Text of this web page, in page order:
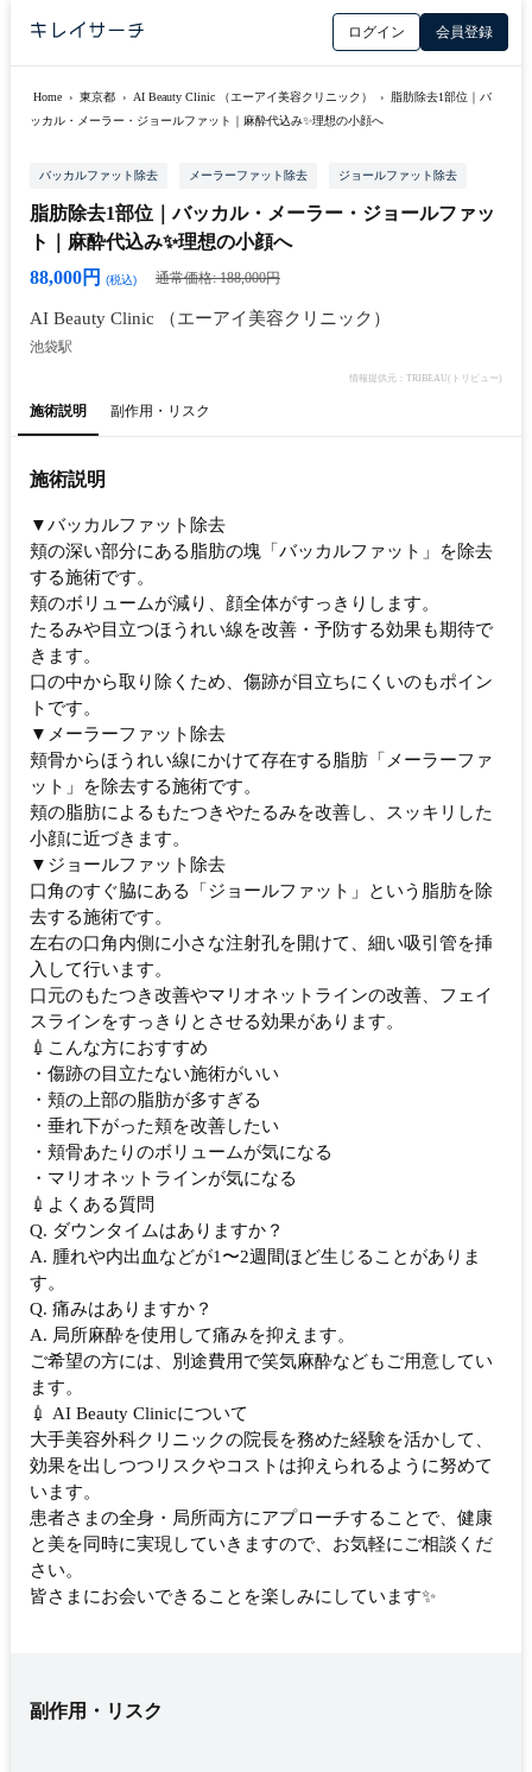
ログイン 会員登録
Home › 東京都 › AI Beauty Clinic （エーアイ美容クリニック） ›
脂肪除去1部位｜バ
ッカル・メーラー・ジョールファット｜麻酔代込み✨理想の小顔へ
バッカルファット除去 メーラーファット除去 ジョールファット除去
脂肪除去1部位｜バッカル・メーラー・ジョールファッ
ト｜麻酔代込み✨理想の小顔へ
88,000円
(税込) 通常価格: 188,000円
AI Beauty Clinic （エーアイ美容クリニック）
池袋駅
情報提供元：TRIBEAU(トリビュー)
施術説明 副作用・リスク
施術説明
▼バッカルファット除去
頬の深い部分にある脂肪の塊「バッカルファット」を除去
する施術です。
頬のボリュームが減り、顔全体がすっきりします。
たるみや目立つほうれい線を改善・予防する効果も期待で
きます。
口の中から取り除くため、傷跡が目立ちにくいのもポイン
トです。
▼メーラーファット除去
頬骨からほうれい線にかけて存在する脂肪「メーラーファ
ット」を除去する施術です。
頬の脂肪によるもたつきやたるみを改善し、スッキリした
小顔に近づきます。
▼ジョールファット除去
口角のすぐ脇にある「ジョールファット」という脂肪を除
去する施術です。
左右の口角内側に小さな注射孔を開けて、細い吸引管を挿
入して行います。
口元のもたつき改善やマリオネットラインの改善、フェイ
スラインをすっきりとさせる効果があります。
💉こんな方におすすめ
・傷跡の目立たない施術がいい
・頬の上部の脂肪が多すぎる
・垂れ下がった頬を改善したい
・頬骨あたりのボリュームが気になる
・マリオネットラインが気になる
💉よくある質問
Q. ダウンタイムはありますか？
A. 腫れや内出血などが1〜2週間ほど生じることがありま
す。
Q. 痛みはありますか？
A. 局所麻酔を使用して痛みを抑えます。
ご希望の方には、別途費用で笑気麻酔などもご用意してい
ます。
💉 AI Beauty Clinicについて
大手美容外科クリニックの院長を務めた経験を活かして、
効果を出しつつリスクやコストは抑えられるように努めて
います。
患者さまの全身・局所両方にアプローチすることで、健康
と美を同時に実現していきますので、お気軽にご相談くだ
さい。
皆さまにお会いできることを楽しみにしています✨
副作用・リスク